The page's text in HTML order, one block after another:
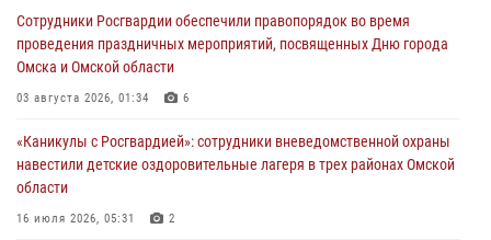
тренировка по управлению беспилотниками (видео)
30 июля 2026, 04:39 2
Росгвардия обеспечила безопасность уникального передвижного
29 июля 2026, 01:49
Росгвардейцы приняли участие в крестном ходе в День крещения
Руси в Омске
Сотрудники Росгвардии обеспечили правопорядок во время
проведения праздничных мероприятий, посвященных Дню города
Омска и Омской области
03 августа 2026, 01:34 6
«Каникулы с Росгвардией»: сотрудники вневедомственной охраны
навестили детские оздоровительные лагеря в трех районах Омской
области
16 июля 2026, 05:31 2